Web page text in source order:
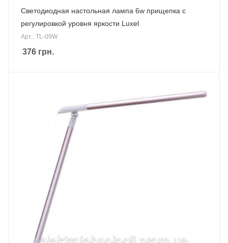
Светодиодная настольная лампа 6w прищепка с
регулировкой уровня яркости Luxel
Арт.: TL-09W
376 грн.